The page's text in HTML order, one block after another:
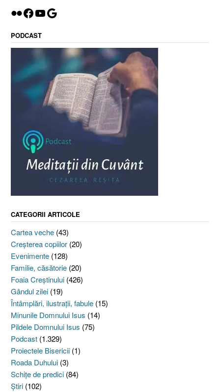
Flickr
Facebook
YouTube
Google
PODCAST
CATEGORII ARTICOLE
Cartea veche (43)
Creşterea copiilor (20)
Evenimente (128)
Familie, căsătorie (20)
Foaia Creştinului (426)
Gândul zilei (19)
Întâmplări, ilustraţii, fabule (15)
Minunile Domnului Isus (14)
Pildele Domnului Isus (75)
Podcast (1.329)
Proiectele Bisericii (1)
Roada Duhului (3)
Schiţe de predici (84)
Ştiri (102)